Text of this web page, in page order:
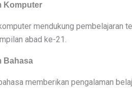
Komputer
mendukung
abad ke-21.
Bahasa
memberikan pengalaman